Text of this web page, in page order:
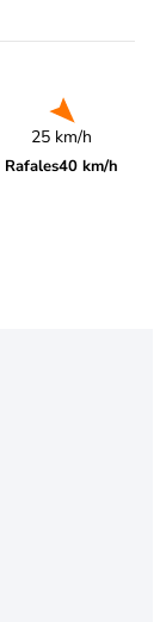
25 km/h
Rafales40 km/h